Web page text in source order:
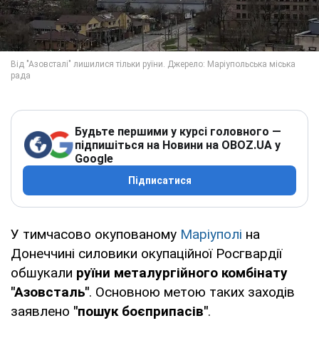
Будьте першими у курсі головного —
підпишіться на Новини на OBOZ.UA у
Google
Підписатися
У тимчасово окупованому Маріуполі на
Донеччині силовики окупаційної Росгвардії
обшукали руїни металургійного комбінату
"Азовсталь". Основною метою таких заходів
заявлено "пошук боєприпасів".